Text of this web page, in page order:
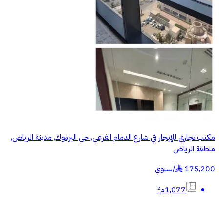
مكتب تجاري للإيجار في شارع الدمام الفرعي, حي اليرموك, مدينة الرياض,
منطقة الرياض
175,200
§
/سنوي
1,077م²